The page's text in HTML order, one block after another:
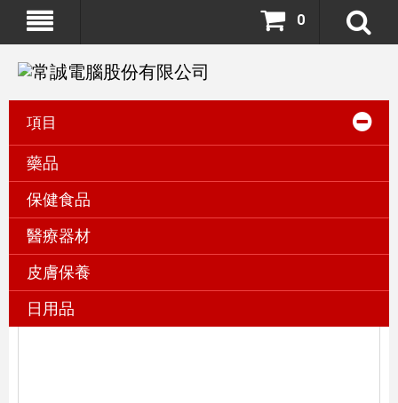
0
項目
藥品
保健食品
醫療器材
皮膚保養
日用品
新產品
$35,000